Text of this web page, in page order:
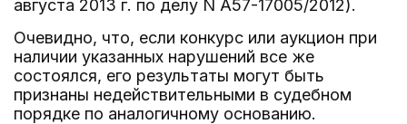
августа 2013 г. по делу N А57-17005/2012).
Очевидно, что, если конкурс или аукцион при
наличии указанных нарушений все же
состоялся, его результаты могут быть
признаны недействительными в судебном
порядке по аналогичному основанию.